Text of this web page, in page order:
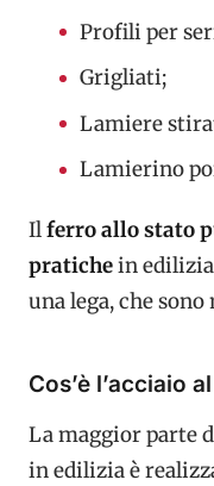
Profili per
Grigliati;
Lamiere
Lamierino
Ilferro allo stato
pratichein
una lega, che
Cos’è l’acciaio
La maggior parte
in edilizia è